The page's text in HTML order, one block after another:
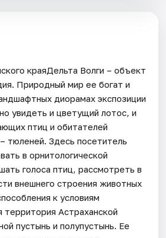
краяДельта Волги – объект
Природный мир ее богат и
диорамах экспозиции
увидеть и цветущий лотос, и
птиц и обитателей
тюленей. Здесь посетитель
в орнитологической
голоса птиц, рассмотреть в
внешнего строения животных
к условиям
территория Астраханской
пустынь и полупустынь. Ее